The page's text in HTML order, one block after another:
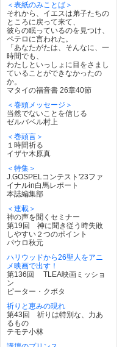
＜表紙のみことば＞
それから、イエスは弟子たちの
ところに戻って来て、
彼らの眠っているのを見つけ、
ペテロに言われた。
「あなたがたは、そんなに、一
時間でも、
わたしといっしょに目をさまし
ていることができなかったの
か。
マタイの福音書 26章40節
＜巻頭メッセージ＞
当然でないことを信じる
ゼルバベル村上
＜巻頭言＞
１時間祈る
イザヤ木原真
＜特集＞
J.GOSPELコンテスト'23ファ
イナルin白馬レポート
本誌編集部
＜連載＞
神の声を聞くセミナー
第19回 神に聞き従う時失敗
しやすい２つのポイント
パウロ秋元
ハリウッドから26聖人をアニ
メ映画で出す！
第136回 TLEA映画ミッショ
ン
ピーター・クボタ
祈りと恵みの現れ
第43回 祈りは特別な、力あ
るもの
テモテ小林